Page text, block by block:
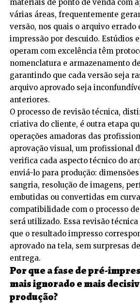
materiais de ponto de venda com
várias áreas, frequentemente
versão, nos quais o arquivo errado
impressão por descuido. Estúdios
operam com excelência têm
nomenclatura e armazenamento
garantindo que cada versão seja
arquivo aprovado seja
anteriores.
O processo de revisão técnica,
criativa do cliente, é outra etapa
operações amadoras das
aprovação visual, um profissional
verifica cada aspecto técnico do
enviá-lo para produção:
sangria, resolução de imagens,
embutidas ou convertidas em
compatibilidade com o processo
será utilizado. Essa revisão
que o resultado impresso
aprovado na tela, sem surpresas
entrega.
Por que a fase de pré-
mais ignorado e mais
produção?